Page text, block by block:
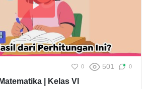
0 501 0
| Kelas VI